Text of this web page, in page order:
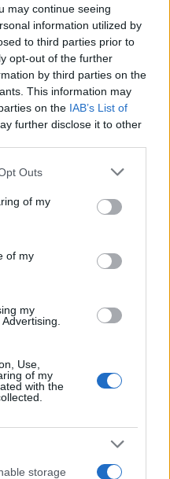
may continue seeing
information utilized by
to third parties prior to
opt-out of the further
by third parties on the
This information may
on the IAB’s List of
further disclose it to other
uses one or more Google
You may click to
its third-party tags to
purposes in below Google
Outs
of my
of my
my
Use,
of my
with the
storage
κορυφή της
WNBA Draft: Μετά τον
Καντέρ θέλει να δηλώσει
σε μικρομεσαίες